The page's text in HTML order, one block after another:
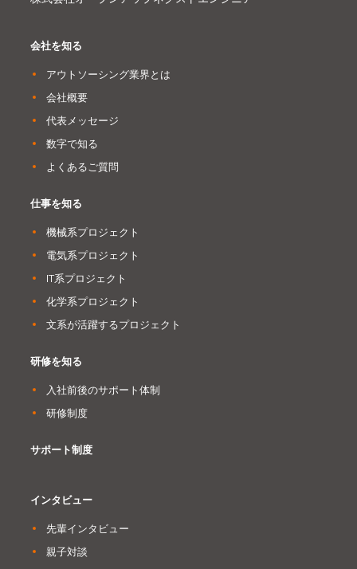
会社を知る
アウトソーシング業界とは
会社概要
代表メッセージ
数字で知る
よくあるご質問
仕事を知る
機械系プロジェクト
電気系プロジェクト
IT系プロジェクト
化学系プロジェクト
文系が活躍するプロジェクト
研修を知る
入社前後のサポート体制
研修制度
サポート制度
インタビュー
先輩インタビュー
親子対談